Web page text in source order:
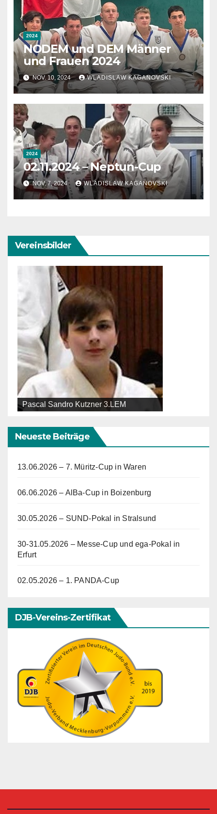
2024
NODEM und DEM Männer
und Frauen 2024
NOV. 10, 2024 WLADISLAW KAGANOVSKI
2024
02.11.2024 – Neptun-Cup
NOV. 7, 2024 WLADISLAW KAGANOVSKI
Vereinsbilder
Pascal Sandro Kutzner 3.LEM
Neueste Beiträge
13.06.2026 – 7. Müritz-Cup in Waren
06.06.2026 – AlBa-Cup in Boizenburg
30.05.2026 – SUND-Pokal in Stralsund
30-31.05.2026 – Messe-Cup und ega-Pokal in
Erfurt
02.05.2026 – 1. PANDA-Cup
DJB-Vereins-Zertifikat